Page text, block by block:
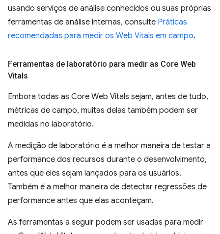
usando serviços de análise conhecidos ou suas próprias
ferramentas de análise internas, consulte Práticas
recomendadas para medir os Web Vitals em campo.
Ferramentas de laboratório para medir as Core Web
Vitals
Embora todas as Core Web Vitals sejam, antes de tudo,
métricas de campo, muitas delas também podem ser
medidas no laboratório.
A medição de laboratório é a melhor maneira de testar a
performance dos recursos durante o desenvolvimento,
antes que eles sejam lançados para os usuários.
Também é a melhor maneira de detectar regressões de
performance antes que elas aconteçam.
As ferramentas a seguir podem ser usadas para medir